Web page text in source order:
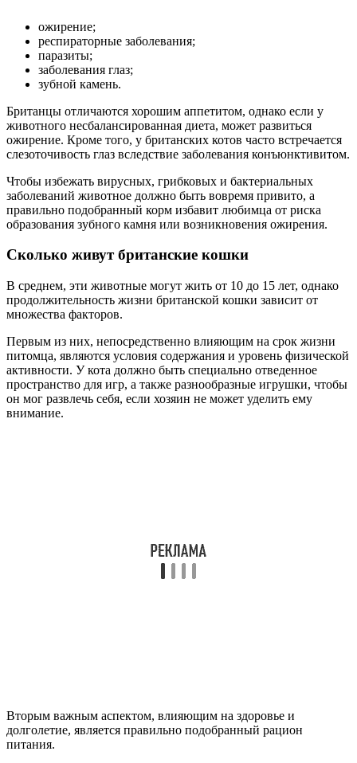
ожирение;
респираторные заболевания;
паразиты;
заболевания глаз;
зубной камень.
Британцы отличаются хорошим аппетитом, однако если у
животного несбалансированная диета, может развиться
ожирение. Кроме того, у британских котов часто встречается
слезоточивость глаз вследствие заболевания конъюнктивитом.
Чтобы избежать вирусных, грибковых и бактериальных
заболеваний животное должно быть вовремя привито, а
правильно подобранный корм избавит любимца от риска
образования зубного камня или возникновения ожирения.
Сколько живут британские кошки
В среднем, эти животные могут жить от 10 до 15 лет, однако
продолжительность жизни британской кошки зависит от
множества факторов.
Первым из них, непосредственно влияющим на срок жизни
питомца, являются условия содержания и уровень физической
активности. У кота должно быть специально отведенное
пространство для игр, а также разнообразные игрушки, чтобы
он мог развлечь себя, если хозяин не может уделить ему
внимание.
Вторым важным аспектом, влияющим на здоровье и
долголетие, является правильно подобранный рацион
питания.